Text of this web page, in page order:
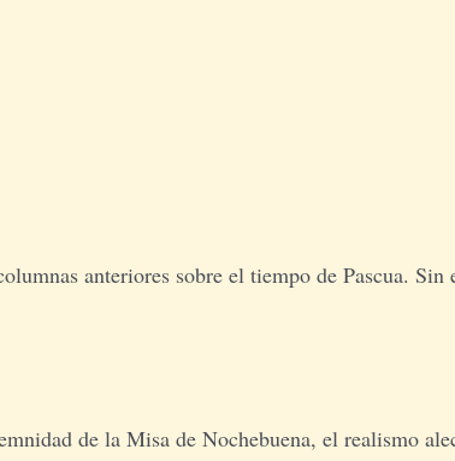
anteriores sobre el tiempo de Pascua. Sin
de la Misa de Nochebuena, el realismo